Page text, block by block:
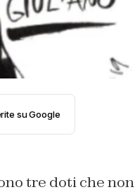
su Google
tre doti che non